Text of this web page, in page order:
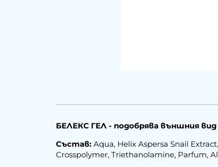
БЕЛЕКС ГЕЛ - подобрява външния
Състав: Aqua, Helix Aspersa Snail
Crosspolymer, Triethanolamine, Parfum,